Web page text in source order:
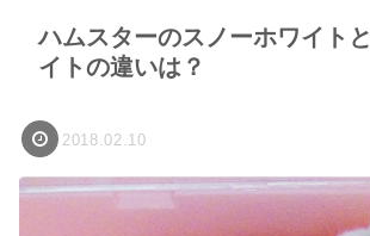
ハムスターのスノーホワイト
イトの違いは？
2018.02.10